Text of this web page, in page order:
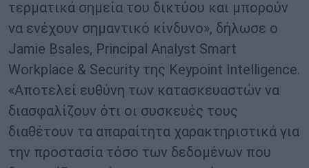
τερματικά σημεία του δικτύου και μπορούν
να ενέχουν σημαντικό κίνδυνο», δήλωσε ο
Jamie Bsales, Principal Analyst Smart
Workplace & Security της Keypoint Intelligence.
«Αποτελεί ευθύνη των κατασκευαστών να
διασφαλίζουν ότι οι συσκευές τους
διαθέτουν τα απαραίτητα χαρακτηριστικά για
την προστασία τόσο των δεδομένων που